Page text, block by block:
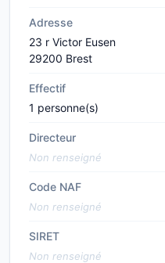
Adresse
23 r Victor Eusen
29200 Brest
Effectif
1 personne(s)
Directeur
Non renseigné
Code NAF
Non renseigné
SIRET
Non renseigné